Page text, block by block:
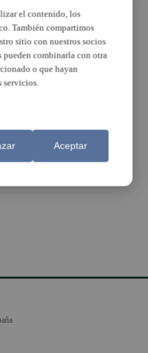
un nuevo vehículo a su
flota
el contenido, los
También compartimos
sitio con nuestros socios
combinarla con otra
o que hayan
servicios.
Aceptar